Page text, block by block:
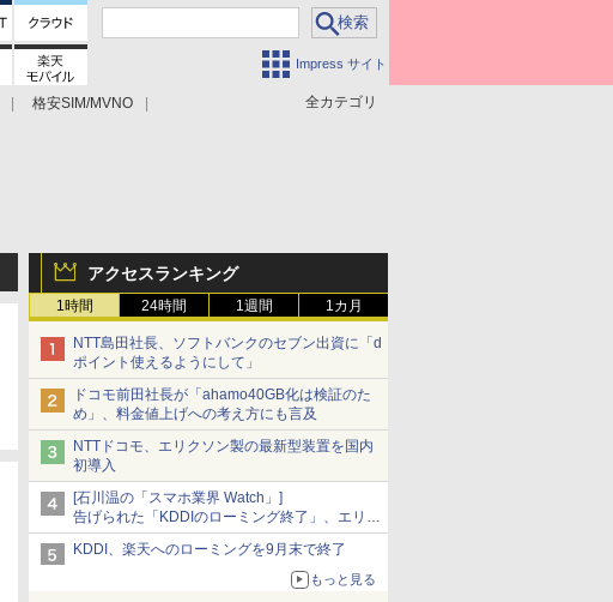
Impress サイト
全カテゴリ
格安SIM/MVNO
アクセスランキング
1時間 24時間 1週間 1カ月
NTT島田社長、ソフトバンクのセブン出資に「d
ポイント使えるようにして」
ドコモ前田社長が「ahamo40GB化は検証のた
め」、料金値上げへの考え方にも言及
NTTドコモ、エリクソン製の最新型装置を国内
初導入
[石川温の「スマホ業界 Watch」]
告げられた「KDDIのローミング終了」、エリア
マップの落とし穴と楽天モバイルの課題
KDDI、楽天へのローミングを9月末で終了
もっと見る